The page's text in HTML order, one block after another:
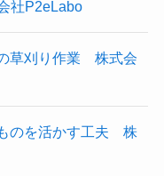
社P2eLabo
草刈り作業 株式会
のを活かす工夫 株